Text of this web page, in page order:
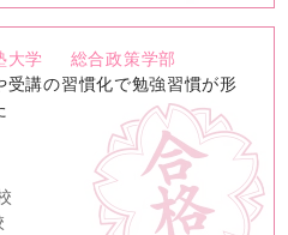
大学
総合政策学部
受講の習慣化で勉強習慣が形